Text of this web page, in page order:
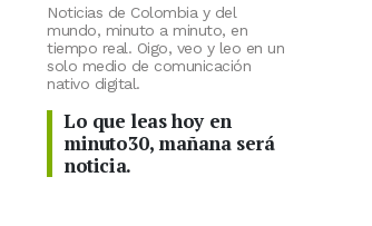
Noticias de Colombia y del
mundo, minuto a minuto, en
tiempo real. Oigo, veo y leo en un
solo medio de comunicación
nativo digital.
Lo que leas hoy en
minuto30, mañana será
noticia.